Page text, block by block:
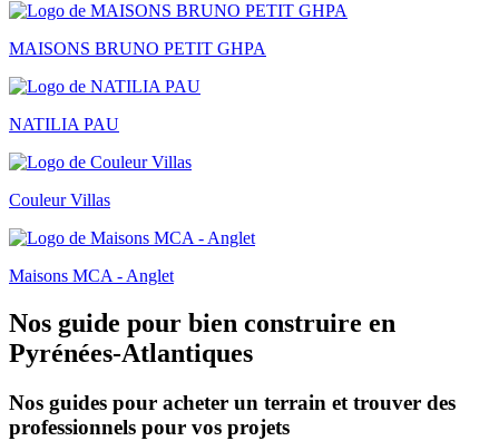
MAISONS BRUNO PETIT GHPA
NATILIA PAU
Couleur Villas
Maisons MCA - Anglet
Nos guide pour bien construire en
Pyrénées-Atlantiques
Nos guides pour acheter un terrain et trouver des
professionnels pour vos projets